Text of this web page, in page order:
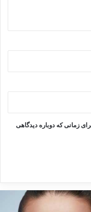
زمانی که دوباره دیدگاهی